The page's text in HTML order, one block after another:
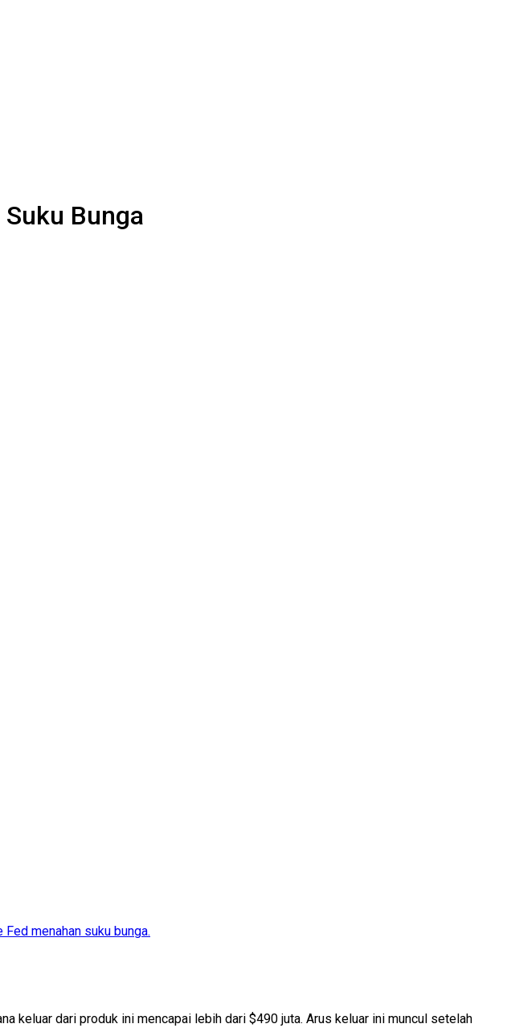
Bunga
menahan suku bunga.
keluar dari produk ini mencapai lebih dari $490 juta. Arus keluar ini muncul setelah